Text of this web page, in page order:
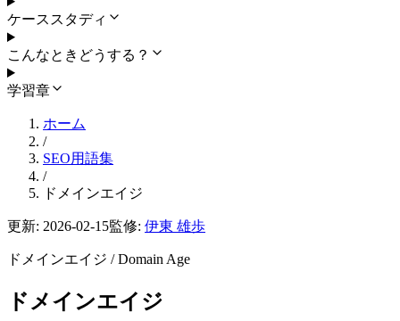
ケーススタディ
こんなときどうする？
学習章
ホーム
/
SEO用語集
/
ドメインエイジ
更新: 2026-02-15監修: 伊東 雄歩
ドメインエイジ /Domain Age
ドメインエイジ